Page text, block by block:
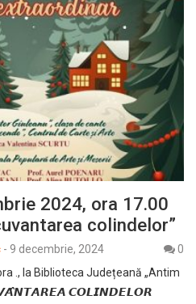
2024, ora 17.00
colindelor”
- 9 decembrie, 2024
0
., la Biblioteca Județeană „Antim
𝘾𝙊𝙇𝙄𝙉𝘿𝙀𝙇𝙊𝙍